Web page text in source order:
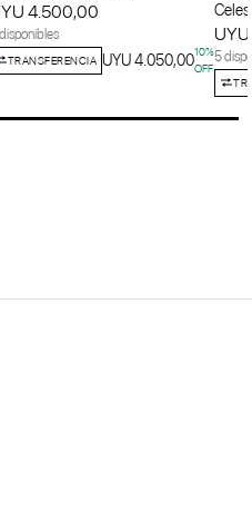
4.500,00
TRANSFERENCIA UYU 4.050,0010%
OFF
5